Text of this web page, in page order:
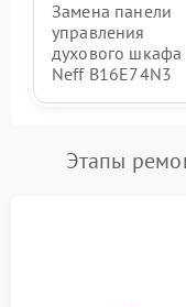
Замена панели
управления
духового шкафа
Neff B16E74N3
Этапы